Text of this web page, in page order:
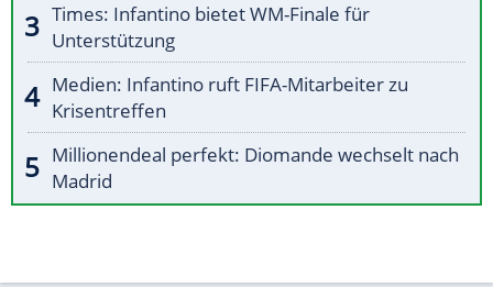
Times: Infantino bietet WM-Finale für
Unterstützung
Medien: Infantino ruft FIFA-Mitarbeiter zu
Krisentreffen
Millionendeal perfekt: Diomande wechselt nach
Madrid